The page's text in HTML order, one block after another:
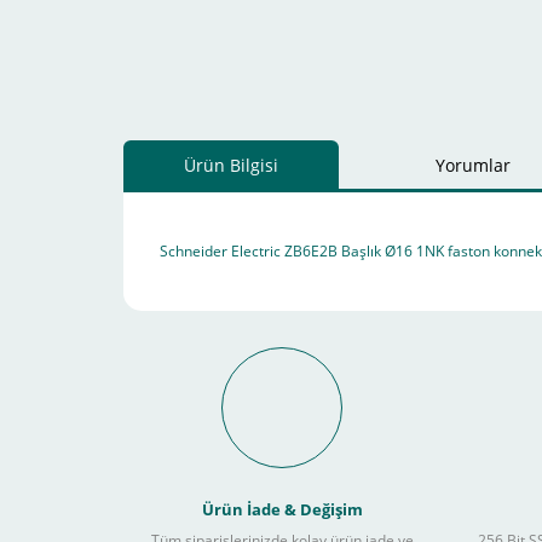
Ürün Bilgisi Yorumlar
Schneider Electric ZB6E2B Başlık Ø16 1NK faston
Schneider Electric
Kullanılır ?
Ürün İade & Değişim